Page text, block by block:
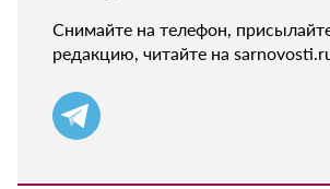
Снимайте на телефон,
редакцию, читайте на